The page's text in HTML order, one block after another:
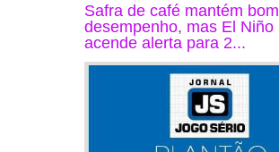
Safra de café mantém bom
desempenho, mas El Niño
acende alerta para 2...